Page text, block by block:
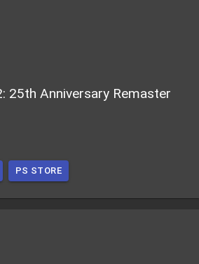
25th Anniversary Remaster
PS STORE